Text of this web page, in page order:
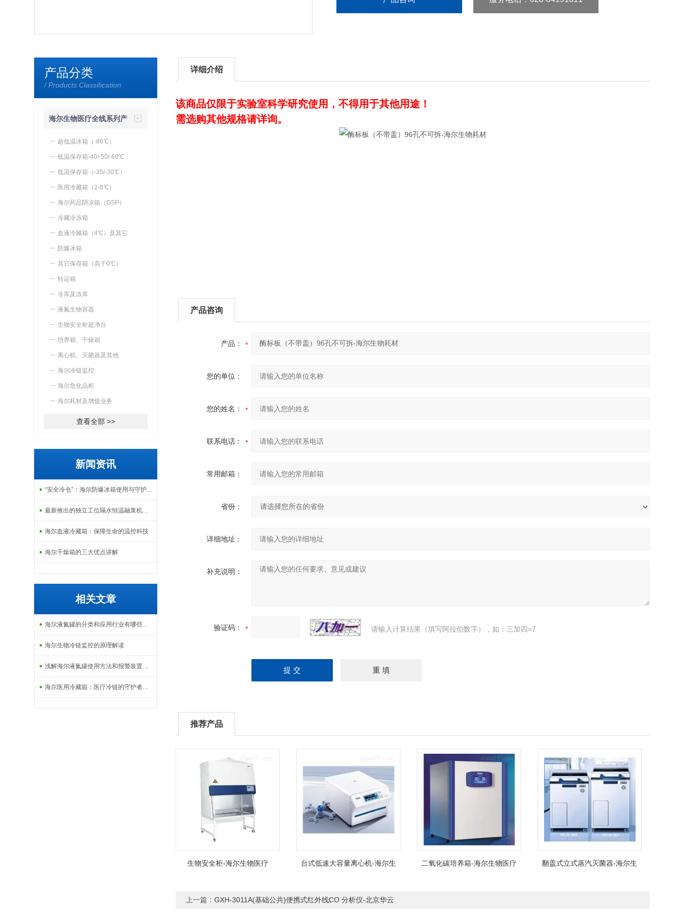
产品分类
/ Products Classification
海尔生物医疗全线系列产
超低温冰箱（-86℃）
低温保存箱-40/-50/-60℃
低温保存箱（-25/-30℃）
医用冷藏箱（2-8℃）
海尔药品阴凉箱（GSP）
冷藏冷冻箱
血液冷藏箱（4℃）及其它
防爆冰箱
其它保存箱（高于0℃）
转运箱
冷库及冻库
液氮生物容器
生物安全柜超净台
培养箱、干燥箱
离心机、灭菌器及其他
海尔冷链监控
海尔危化品柜
海尔耗材及增值业务
查看全部 >>
新闻资讯
“安全冷仓”：海尔防爆冰箱使用与守护指南
最新推出的独立工位隔水恒温融浆机产品系列
海尔血液冷藏箱：保障生命的温控科技
海尔干燥箱的三大优点讲解
相关文章
海尔液氮罐的分类和应用行业有哪些呢？
海尔生物冷链监控的原理解读
浅解海尔液氮罐使用方法和报警装置设定
海尔医用冷藏箱：医疗冷链的守护者与常见故障处理
详细介绍
该商品仅限于实验室科学研究使用，不得用于其他用途！
需选购其他规格请详询。
产品咨询
产品：
您的单位：
您的姓名：
联系电话：
常用邮箱：
省份：
详细地址：
补充说明：
验证码： 请输入计算结果（填写阿拉伯数字），如：三加四=7
推荐产品
生物安全柜-海尔生物医疗
台式低速大容量离心机-海尔生
二氧化碳培养箱-海尔生物医疗
翻盖式立式蒸汽灭菌器-海尔生
上一篇：GXH-3011A(基础公共)便携式红外线CO 分析仪-北京华云